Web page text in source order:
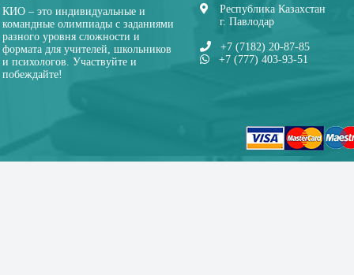
КИО – это индивидуальные и
командные олимпиады с заданиями
разного уровня сложности и
формата для учителей, школьников
и психологов. Участвуйте и
побеждайте!
Республика Казахстан
г. Павлодар
+7 (7182) 20-87-85
+7 (777) 403-93-51